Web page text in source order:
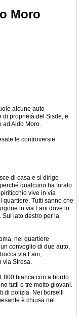
Moro
alcune auto
di proprietà del Sisde, e
ad Aldo Moro.
le controversie
di casa e si dirige
qualcuno ha forato
vive in via
quartiere. Tutti sanno che
in via Fani dove lo
Sul lato destro per la
nel quartiere
convoglio di due auto,
via Fani,
via Stresa.
bianca con a bordo
tutti e tre molto giovani.
di polizia. Nei borselli
è chiusa nel